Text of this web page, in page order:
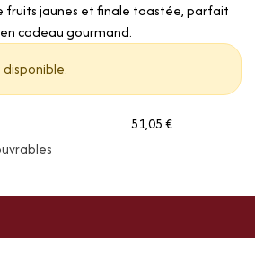
fruits jaunes et finale toastée, parfait
cadeau gourmand.
51,05 €